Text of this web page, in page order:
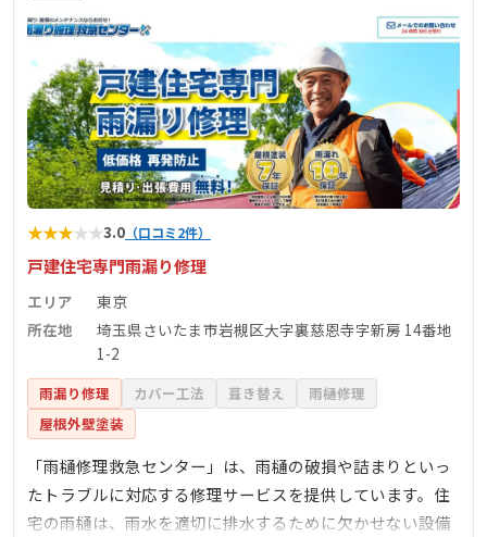
★★★★★3.0 （口コミ2件）
戸建住宅専門雨漏り修理
エリア
東京
所在地
埼玉県さいたま市岩槻区大字裏慈恩寺字新房 14番地
1-2
雨漏り修理 カバー工法 葺き替え
雨樋修理
屋根外壁塗装
「雨樋修理救急センター」は、雨樋の破損や詰まりといっ
たトラブルに対応する修理サービスを提供しています。住
宅の雨樋は、雨水を適切に排水するために欠かせない設備